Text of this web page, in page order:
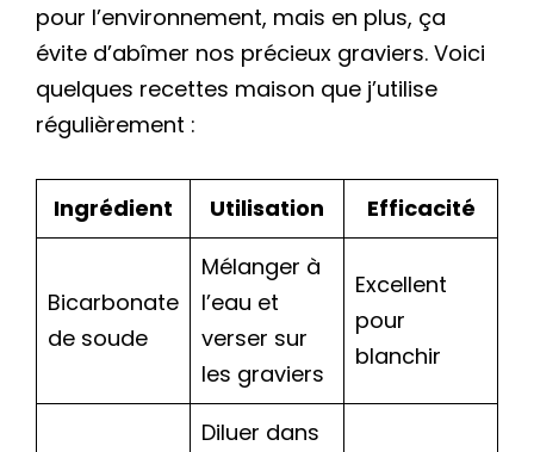
pour l’environnement, mais en plus, ça
évite d’abîmer nos précieux graviers. Voici
quelques recettes maison que j’utilise
régulièrement :
Ingrédient Utilisation Efficacité
Bicarbonate
de soude
Mélanger à
l’eau et
verser sur
les graviers
Excellent
pour
blanchir
Diluer dans